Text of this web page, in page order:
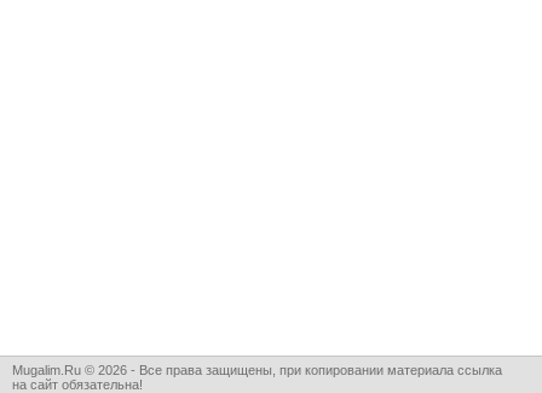
Mugalim.Ru © 2026 - Все права защищены, при копировании материала ссылка
на сайт обязательна!